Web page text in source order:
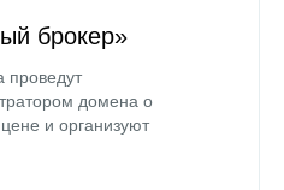
брокер»
проведут
домена о
и организуют